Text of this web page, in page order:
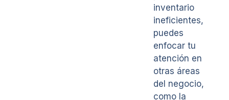
inventario
ineficientes,
puedes
enfocar tu
atención en
otras áreas
del negocio,
como la